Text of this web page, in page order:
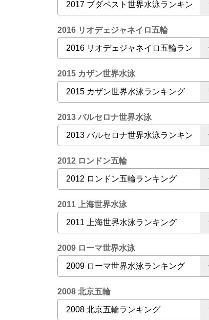
2016 リオデェジャネイロ五輪
2015 カザン世界水泳
2013 バルセロナ世界水泳
2012 ロンドン五輪
2011 上海世界水泳
2009 ローマ世界水泳
2008 北京五輪